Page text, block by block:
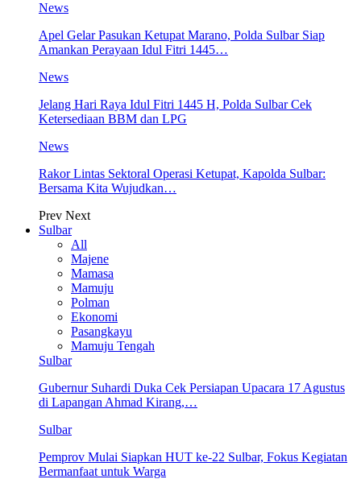
News
Apel Gelar Pasukan Ketupat Marano, Polda Sulbar Siap
Amankan Perayaan Idul Fitri 1445…
News
Jelang Hari Raya Idul Fitri 1445 H, Polda Sulbar Cek
Ketersediaan BBM dan LPG
News
Rakor Lintas Sektoral Operasi Ketupat, Kapolda Sulbar:
Bersama Kita Wujudkan…
Prev Next
Sulbar
All
Majene
Mamasa
Mamuju
Polman
Ekonomi
Pasangkayu
Mamuju Tengah
Sulbar
Gubernur Suhardi Duka Cek Persiapan Upacara 17 Agustus
di Lapangan Ahmad Kirang,…
Sulbar
Pemprov Mulai Siapkan HUT ke-22 Sulbar, Fokus Kegiatan
Bermanfaat untuk Warga